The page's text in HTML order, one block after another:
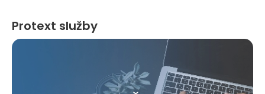
Protext služby